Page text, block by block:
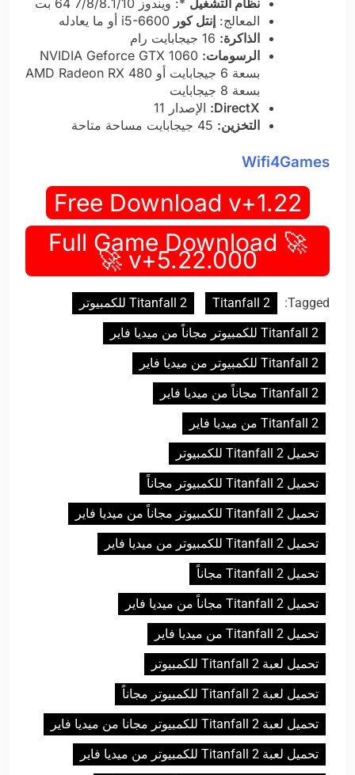
المعالج: إنتل كور
الذاكرة:
الرسومات: NVIDIA Geforce GTX 1060
بسعة 6 جيجابايت أو AMD Radeon RX 480
بسعة 8 جيجابايت
DirectX: الإصدار 11
التخزين:
Wifi4Games
Free Download v+1.22
🚀 Full Game Download
v+5.22.000 🚀
Tagged:
Titanfall 2
Titanfall 2 للكمبيوتر
Titanfall 2 للكمبيوتر مجاناً من ميديا فاير
Titanfall 2 للكمبيوتر من ميديا فاير
Titanfall 2 مجاناً من ميديا فاير
Titanfall 2 من ميديا فاير
تحميل Titanfall 2 للكمبيوتر
تحميل Titanfall 2 للكمبيوتر مجاناً
تحميل Titanfall 2 للكمبيوتر مجاناً من ميديا فاير
تحميل Titanfall 2 للكمبيوتر من ميديا فاير
تحميل Titanfall 2 مجاناً
تحميل Titanfall 2 مجاناً من ميديا فاير
تحميل Titanfall 2 من ميديا فاير
تحميل لعبة Titanfall 2 للكمبيوتر
تحميل لعبة Titanfall 2 للكمبيوتر مجاناً
تحميل لعبة Titanfall 2 للكمبيوتر مجانا من ميديا فاير
تحميل لعبة Titanfall 2 للكمبيوتر من ميديا فاير